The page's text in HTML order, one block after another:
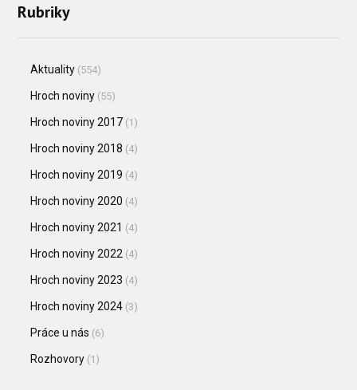
Rubriky
Aktuality (554)
Hroch noviny (55)
Hroch noviny 2017 (1)
Hroch noviny 2018 (4)
Hroch noviny 2019 (4)
Hroch noviny 2020 (4)
Hroch noviny 2021 (4)
Hroch noviny 2022 (4)
Hroch noviny 2023 (4)
Hroch noviny 2024 (3)
Práce u nás (6)
Rozhovory (1)